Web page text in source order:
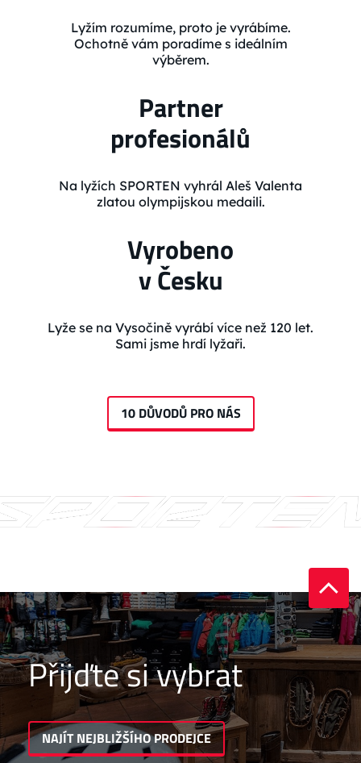
Lyžím rozumíme, proto je vyrábíme.
Ochotně vám poradíme s ideálním
výběrem.
Partner
profesionálů
Na lyžích SPORTEN vyhrál Aleš Valenta
zlatou olympijskou medaili.
Vyrobeno
v Česku
Lyže se na Vysočině vyrábí více než 120 let.
Sami jsme hrdí lyžaři.
10 DŮVODŮ PRO NÁS
Přijďte si vybrat
NAJÍT NEJBLIŽŠÍHO PRODEJCE